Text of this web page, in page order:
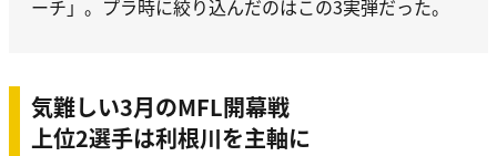
ーチ」。プラ時に絞り込んだのはこの3実弾だった。
気難しい3月のMFL開幕戦
上位2選手は利根川を主軸に